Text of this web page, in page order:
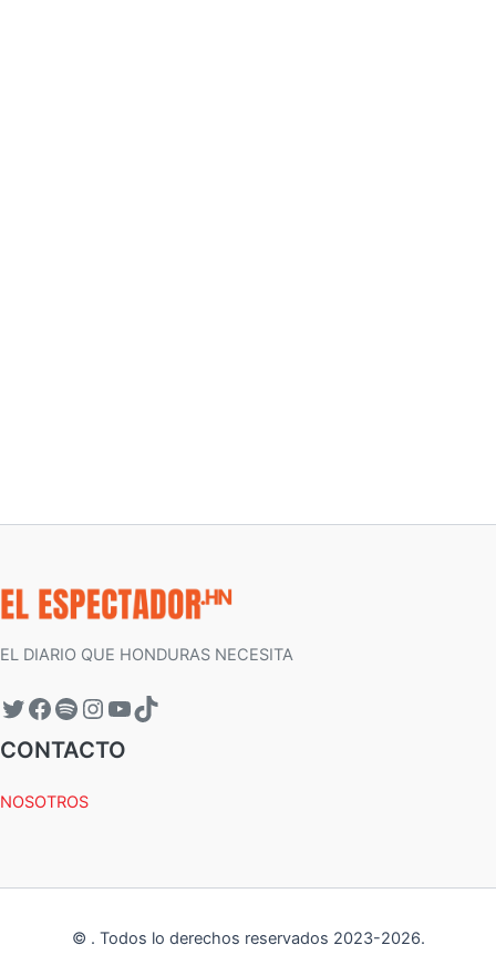
EL DIARIO QUE HONDURAS NECESITA
CONTACTO
NOSOTROS
© . Todos lo derechos reservados 2023-2026.